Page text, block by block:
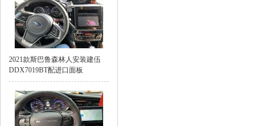
2021款斯巴鲁森林人安装建伍
DDX7019BT配进口面板